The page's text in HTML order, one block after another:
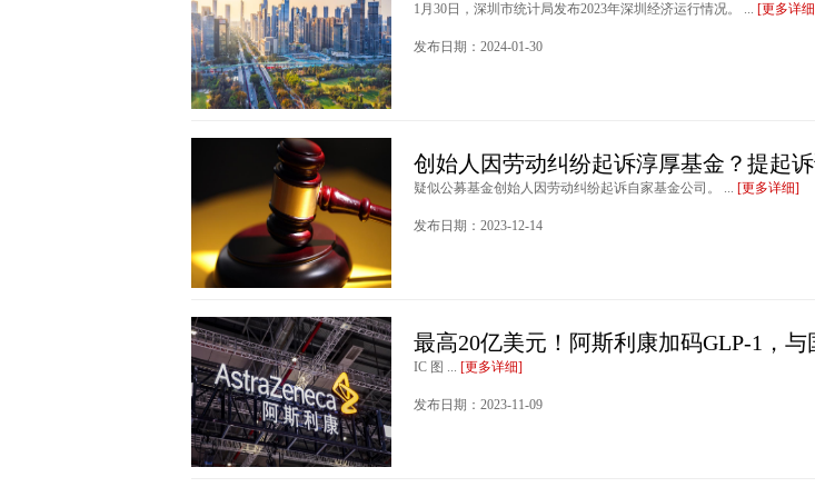
1月30日，深圳市统计局发布2023年深圳经济运行情况。 ... [更多详
发布日期：2024-01-30
创始人因劳动纠纷起诉淳厚基金？提起
疑似公募基金创始人因劳动纠纷起诉自家基金公司。 ... [更多详细]
发布日期：2023-12-14
最高20亿美元！阿斯利康加码GLP-1，与
IC 图 ... [更多详细]
发布日期：2023-11-09